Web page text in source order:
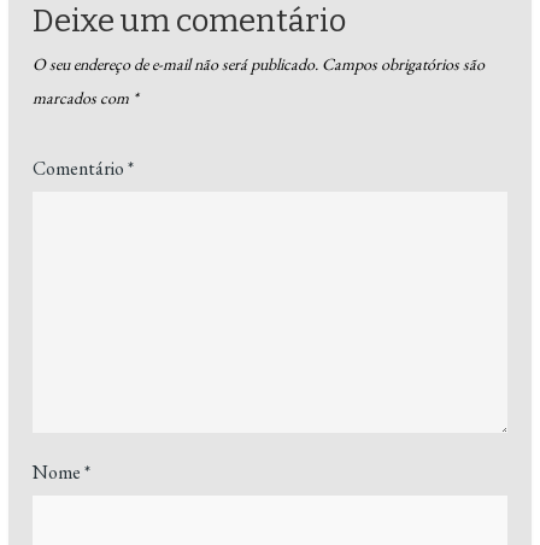
Deixe um comentário
O seu endereço de e-mail não será publicado. Campos obrigatórios são
marcados com *
Comentário*
Nome*